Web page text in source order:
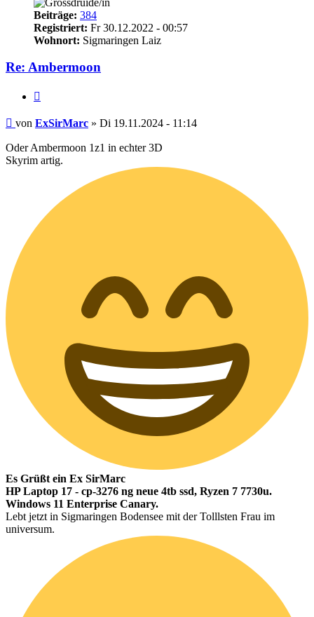
Beiträge: 384
Registriert: Fr 30.12.2022 - 00:57
Wohnort: Sigmaringen Laiz
Re: Ambermoon
Beitrag
von ExSirMarc » Di 19.11.2024 - 11:14
Oder Ambermoon 1z1 in echter 3D
Skyrim artig.
Es Grüßt ein Ex SirMarc
HP Laptop 17 - cp-3276 ng neue 4tb ssd, Ryzen 7 7730u.
Windows 11 Enterprise Canary.
Lebt jetzt in Sigmaringen Bodensee mit der Tolllsten Frau im
universum.